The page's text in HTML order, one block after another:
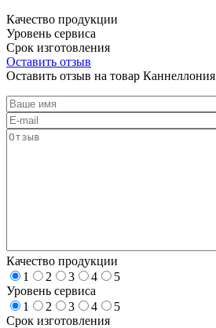
Качество продукции
Уровень сервиса
Срок изготовления
Оставить отзыв
Оставить отзыв на товар Каннеллония
Качество продукции
1
2 3 4
5
Уровень сервиса
1
2 3 4
5
Срок изготовления